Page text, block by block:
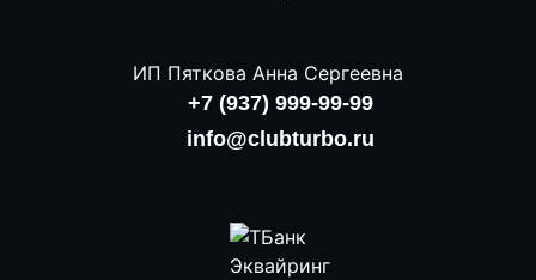
ИП Пяткова Анна Сергеевна
+7 (937) 999-99-99
info@clubturbo.ru